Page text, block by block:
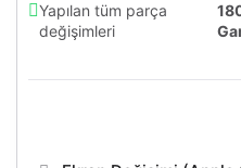
Yapılan tüm parça
değişimleri